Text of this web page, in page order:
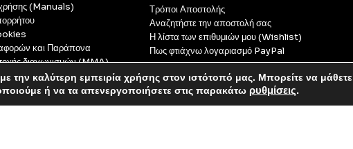
σκοπούς — καμία παραγγελία δεν θα ολοκληρωθεί.
χρήσης (Manuals)
και Παράπονα
διαγωνισμών (MMA)
Τρόποι Αποστολής
Αναζητήστε την αποστολή σας
Η λίστα των επιθυμιών μου (Wishlist)
Πως φτιάχνω λογαριασμό PayPal
καλύτερη εμπειρία χρήσης στον ιστότοπό μας. Μπορείτε να μάθετε
ή να τα απενεργοποιήσετε στις παρακάτω ρυθμίσεις.